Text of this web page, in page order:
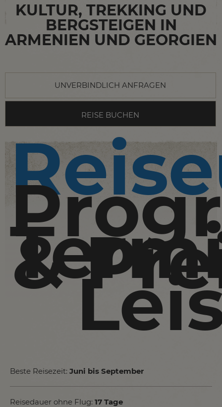
KULTUR, TREKKING UND
BERGSTEIGEN IN
ARMENIEN UND GEORGIEN
UNVERBINDLICH ANFRAGEN
REISE BUCHEN
&
Beste Reisezeit: Juni bis September
Reisedauer ohne Flug: 17 Tage